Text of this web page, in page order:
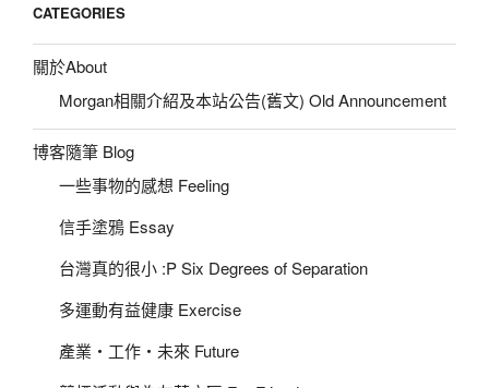
CATEGORIES
關於About
Morgan相關介紹及本站公告(舊文) Old Announcement
博客隨筆 Blog
一些事物的感想 Feeling
信手塗鴉 Essay
台灣真的很小 :P Six Degrees of Separation
多運動有益健康 Exercise
產業‧工作‧未來 Future